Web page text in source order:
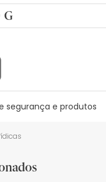
pró-
G
segurança e produtos
o rótulo
o contato com os